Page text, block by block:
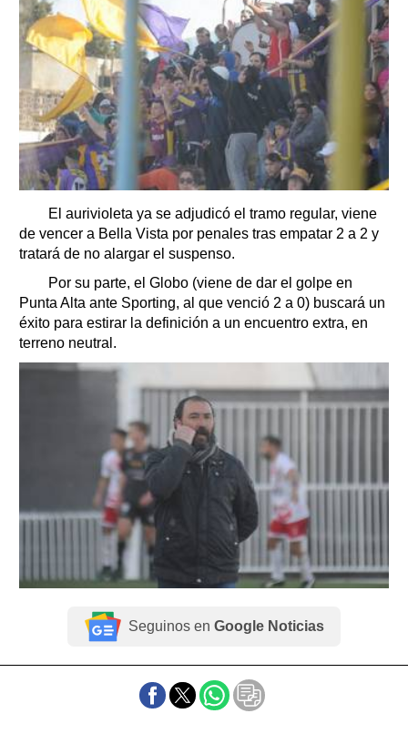
El aurivioleta ya se adjudicó el tramo regular, viene
de vencer a Bella Vista por penales tras empatar 2 a 2 y
tratará de no alargar el suspenso.
Por su parte, el Globo (viene de dar el golpe en
Punta Alta ante Sporting, al que venció 2 a 0) buscará un
éxito para estirar la definición a un encuentro extra, en
terreno neutral.
Seguinos en Google Noticias